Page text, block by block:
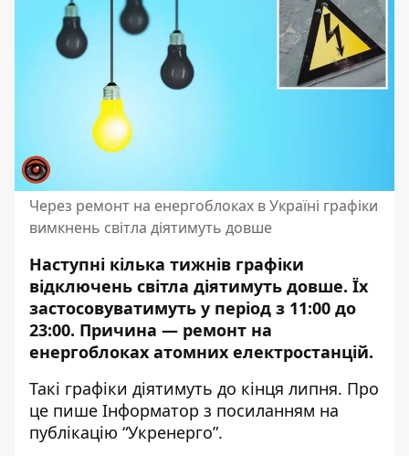
Через ремонт на енергоблоках в Україні графіки
вимкнень світла діятимуть довше
Наступні кілька тижнів графіки
відключень світла діятимуть довше. Їх
застосовуватимуть у період з 11:00 до
23:00. Причина — ремонт на
енергоблоках атомних електростанцій.
Такі графіки діятимуть до кінця липня. Про
це пише Інформатор з посиланням на
публікацію “Укренерго”.